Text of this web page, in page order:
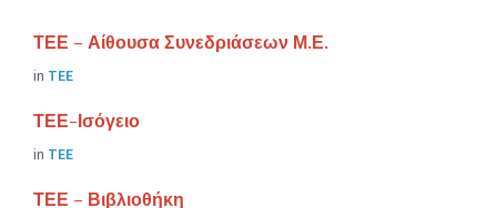
ΤΕΕ – Αίθουσα Συνεδριάσεων Μ.Ε.
in ΤΕΕ
ΤΕΕ-Ισόγειο
in ΤΕΕ
ΤΕΕ – Βιβλιοθήκη